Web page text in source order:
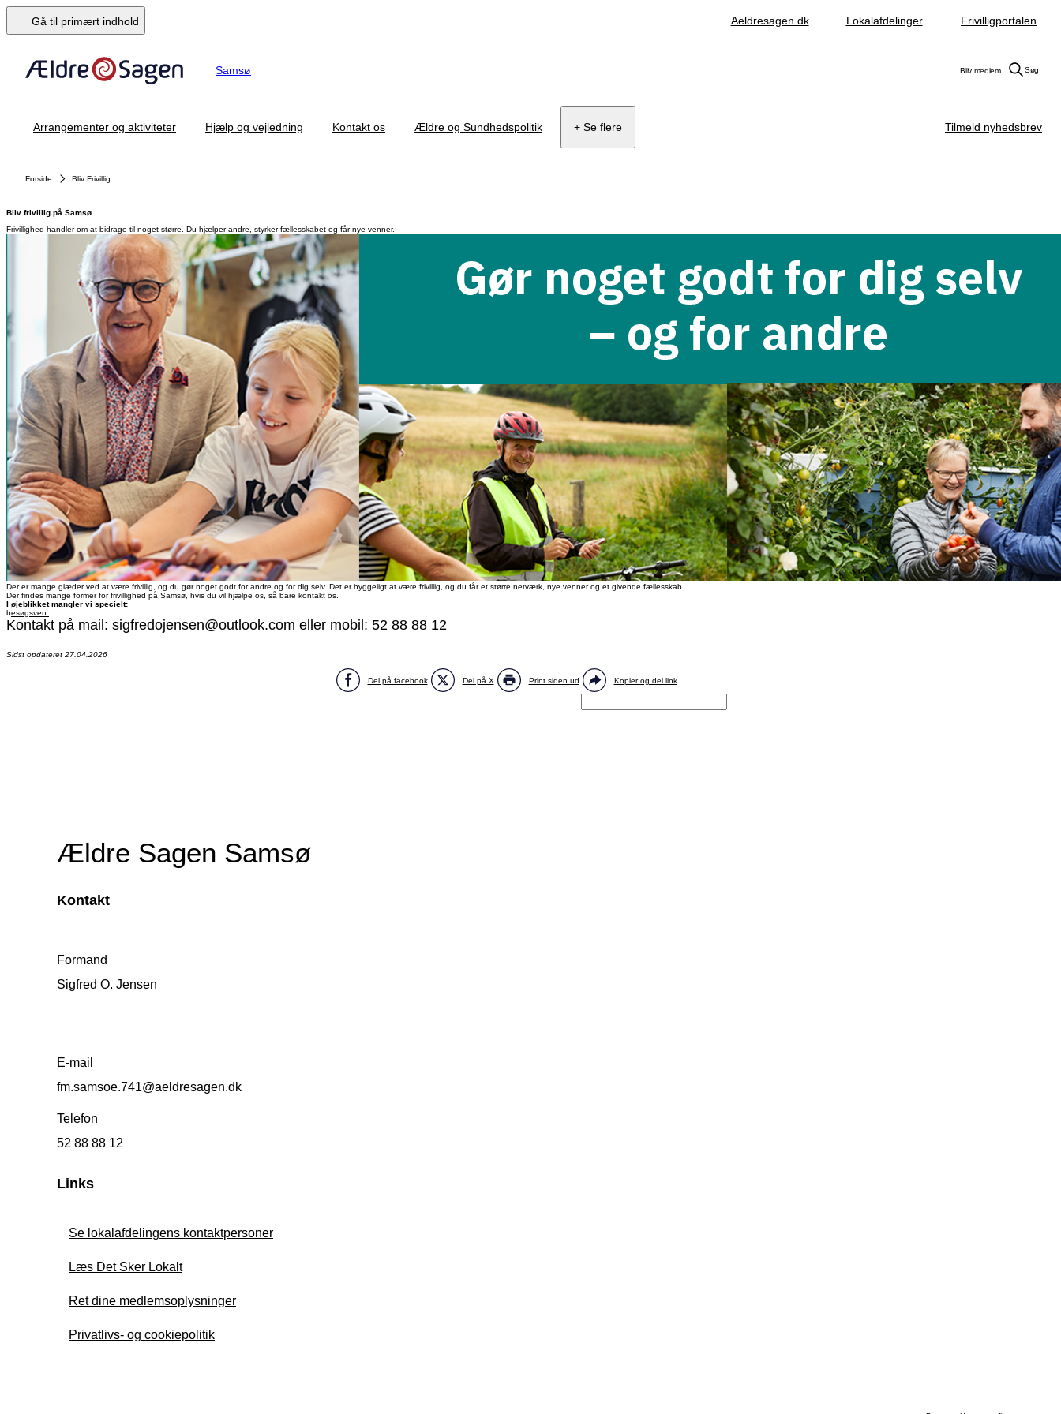
Gå til primært indhold Aeldresagen.dk Lokalafdelinger Frivilligportalen
Samsø Bliv medlem Søg
Arrangementer og aktiviteter Hjælp og vejledning Kontakt os Ældre og Sundhedspolitik + Se flere Tilmeld nyhedsbrev
Forside Bliv Frivillig
Bliv frivillig på Samsø
Frivillighed handler om at bidrage til noget større. Du hjælper andre, styrker fællesskabet og får nye venner.
Der er mange glæder ved at være frivillig, og du gør noget godt for andre og for dig selv. Det er hyggeligt at være frivillig, og du får et større netværk, nye venner og et givende fællesskab.
Der findes mange former for frivillighed på Samsø, hvis du vil hjælpe os, så bare kontakt os.
I øjeblikket mangler vi specielt:
besøgsven
Kontakt på mail: sigfredojensen@outlook.com eller mobil: 52 88 88 12
Sidst opdateret 27.04.2026
Del på facebook Del på X Print siden ud Kopier og del link
Ældre Sagen Samsø
Kontakt
Formand
Sigfred O. Jensen
E-mail
fm.samsoe.741@aeldresagen.dk
Telefon
52 88 88 12
Links
Se lokalafdelingens kontaktpersoner
Læs Det Sker Lokalt
Ret dine medlemsoplysninger
Privatlivs- og cookiepolitik